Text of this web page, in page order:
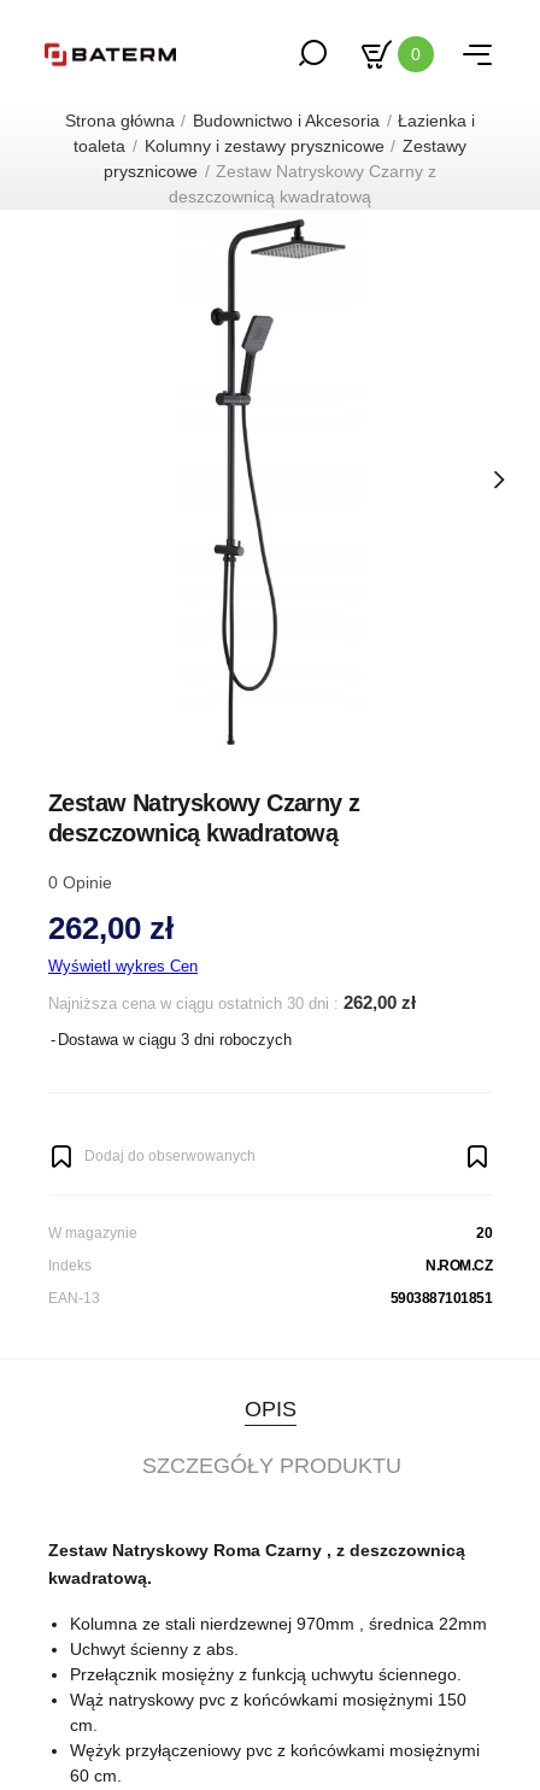
0
Strona główna Budownictwo i Akcesoria
Łazienka i
toaleta
Kolumny i zestawy prysznicowe
Zestawy
prysznicowe
Zestaw Natryskowy Czarny z
deszczownicą kwadratową
Zestaw Natryskowy Czarny z
deszczownicą kwadratową
0 Opinie
262,00 zł
Wyświetl wykres Cen
Najniższa cena w ciągu ostatnich 30 dni : 262,00 zł
Dostawa w ciągu 3 dni roboczych
Dodaj do obserwowanych
W magazynie
20
Indeks
N.ROM.CZ
EAN-13
5903887101851
OPIS
SZCZEGÓŁY PRODUKTU
Zestaw Natryskowy Roma Czarny , z deszczownicą
kwadratową.
Kolumna ze stali nierdzewnej 970mm , średnica 22mm
Uchwyt ścienny z abs.
Przełącznik mosiężny z funkcją uchwytu ściennego.
Wąż natryskowy pvc z końcówkami mosiężnymi 150
cm.
Wężyk przyłączeniowy pvc z końcówkami mosiężnymi
60 cm.